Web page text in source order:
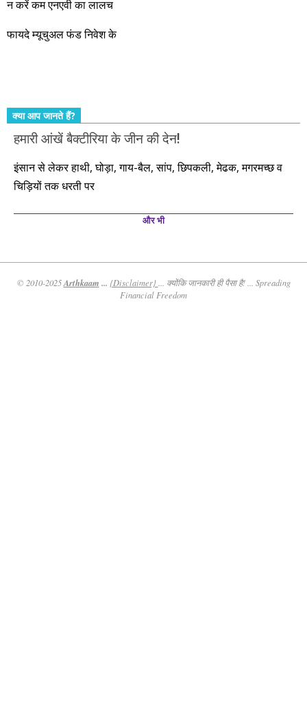
कर्महीन नर पावत नाहीं। आपके हिस्से का कुछ कर्म हम कर दे रहे हैं। बाकी
न करें कम एनएवी का लालच
फायदे म्यूचुअल फंड निवेश के
क्या आप जानते हैं?
हमारी आंखें बैक्टीरिया के जीन की देन!
इंसान से लेकर हाथी, घोड़ा, गाय-बैल, सांप, छिपकली, मेढक, मगरमच्छ व
चिड़ियों तक धरती पर
और भी
© 2010-2025Arthkaam ... {Disclaimer}
... क्योंकि जानकारी ही पैसा है! ... Spreading
Financial Freedom